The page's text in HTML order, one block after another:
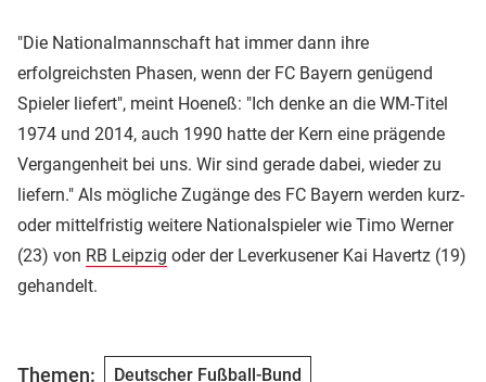
"Die Nationalmannschaft hat immer dann ihre
erfolgreichsten Phasen, wenn der FC Bayern genügend
Spieler liefert", meint Hoeneß: "Ich denke an die WM-Titel
1974 und 2014, auch 1990 hatte der Kern eine prägende
Vergangenheit bei uns. Wir sind gerade dabei, wieder zu
liefern." Als mögliche Zugänge des FC Bayern werden kurz-
oder mittelfristig weitere Nationalspieler wie Timo Werner
(23) von RB Leipzig oder der Leverkusener Kai Havertz (19)
gehandelt.
Themen: Deutscher Fußball-Bund